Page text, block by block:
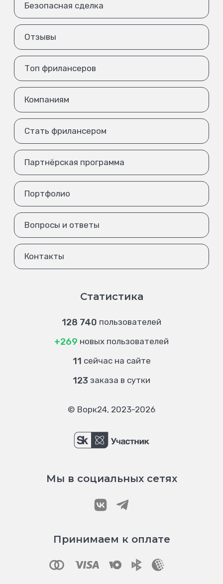
Безопасная сделка
Отзывы
Топ фрилансеров
Компаниям
Стать фрилансером
Партнёрская программа
Портфолио
Вопросы и ответы
Контакты
Статистика
128 740 пользователей
+269 новых пользователей
11 сейчас на сайте
123 заказа в сутки
© Ворк24, 2023-2026
Мы в социальных сетях
Принимаем к оплате